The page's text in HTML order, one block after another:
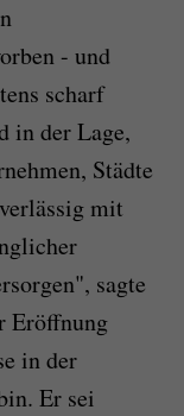
- und
scharf
in der Lage,
Städte
mit
sagte
Eröffnung
in der
Er sei